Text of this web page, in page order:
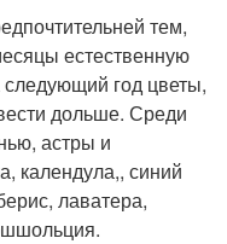
тем,
естественную
год цветы,
дольше. Среди
астры и
календула,, синий
лаватера,